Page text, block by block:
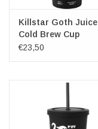
Killstar Goth Juice
Cold Brew Cup
€23,50